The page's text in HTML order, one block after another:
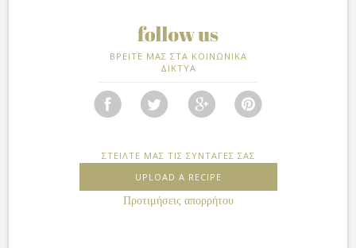
ΒΡΕΙΤΕ ΜΑΣ ΣΤΑ ΚΟΙΝΩΝΙΚΑ
ΔΙΚΤΥΑ
ΣΤΕΙΛΤΕ ΜΑΣ ΤΙΣ ΣΥΝΤΑΓΕΣ ΣΑΣ
UPLOAD A RECIPE
Προτιμήσεις απορρήτου